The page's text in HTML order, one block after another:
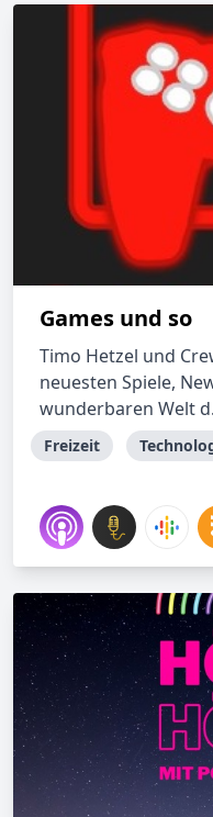
Games und so
Timo Hetzel und
neuesten Spiele,
wunderbaren Welt
Freizeit